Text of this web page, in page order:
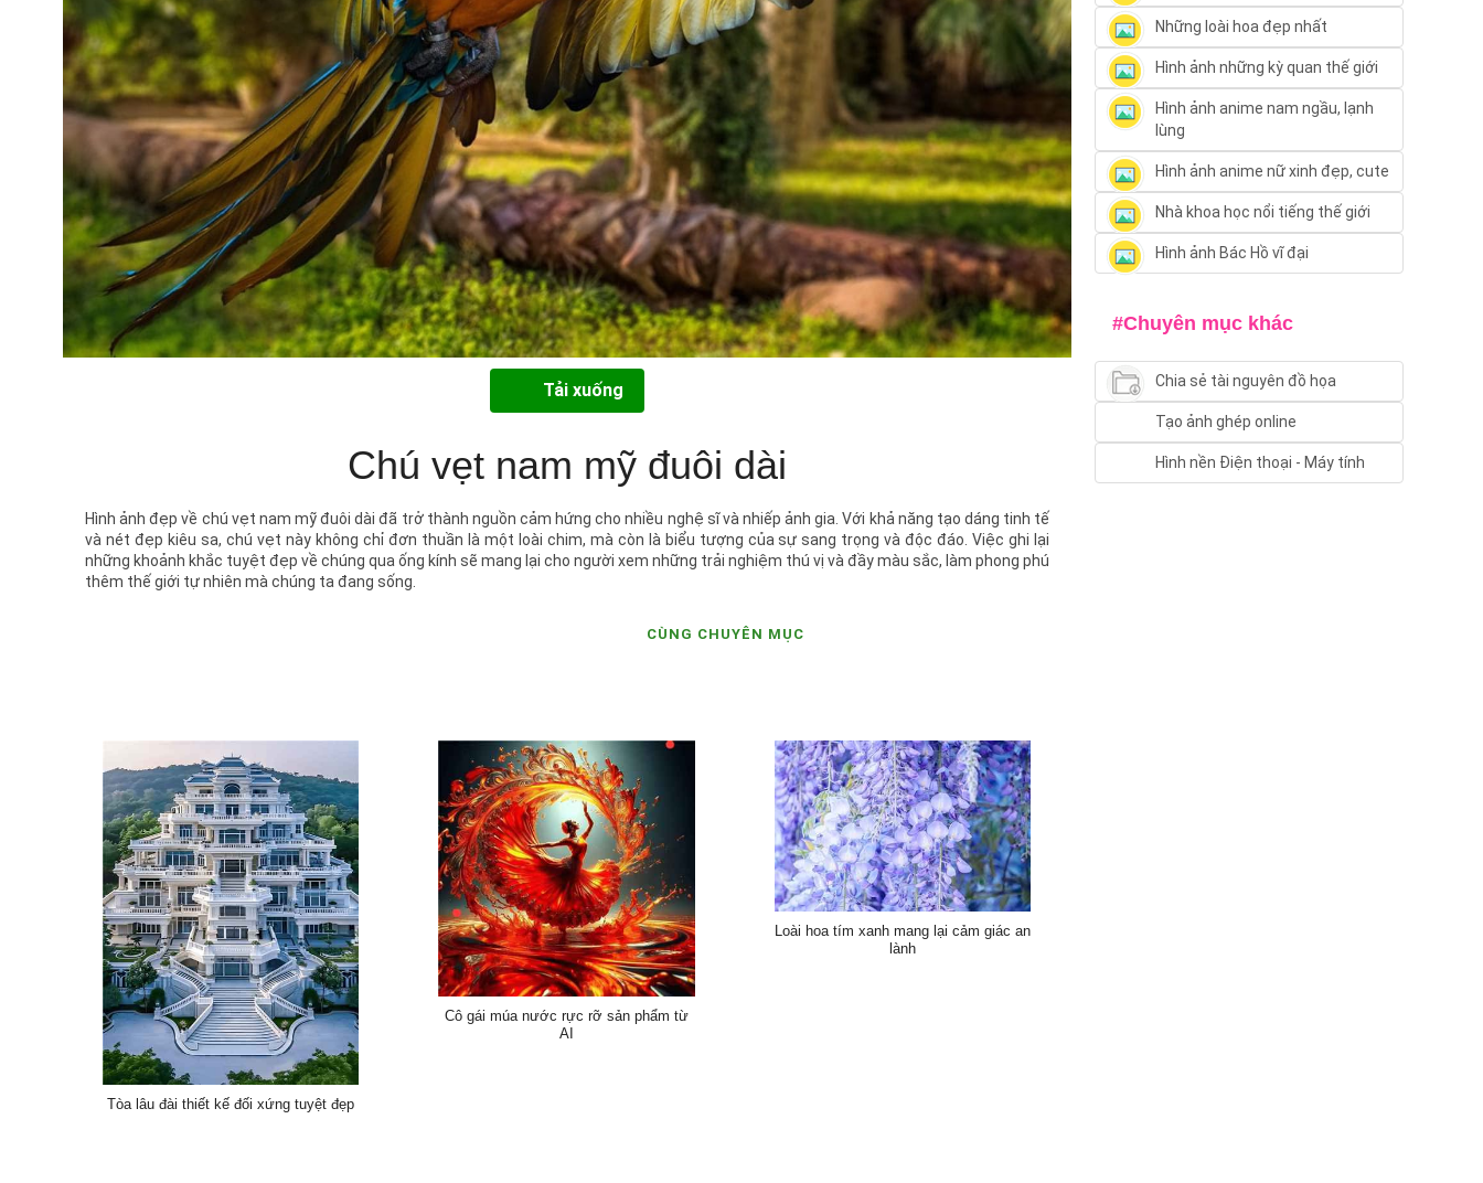
Tải xuống
Chú vẹt nam mỹ đuôi dài
Hình ảnh đẹp về chú vẹt nam mỹ đuôi dài đã trở thành nguồn cảm hứng cho nhiều nghệ sĩ và nhiếp ảnh gia. Với khả năng tạo dáng tinh tế
và nét đẹp kiêu sa, chú vẹt này không chỉ đơn thuần là một loài chim, mà còn là biểu tượng của sự sang trọng và độc đáo. Việc ghi lại
những khoảnh khắc tuyệt đẹp về chúng qua ống kính sẽ mang lại cho người xem những trải nghiệm thú vị và đầy màu sắc, làm phong phú
thêm thế giới tự nhiên mà chúng ta đang sống.
CÙNG CHUYÊN MỤC
Tòa lâu đài thiết kế đối xứng tuyệt đẹp
Cô gái múa nước rực rỡ sản phẩm từ
AI
Loài hoa tím xanh mang lại cảm giác an
lành
Những loài hoa đẹp nhất
Hình ảnh những kỳ quan thế giới
Hình ảnh anime nam ngầu, lạnh
lùng
Hình ảnh anime nữ xinh đẹp, cute
Nhà khoa học nổi tiếng thế giới
Hình ảnh Bác Hồ vĩ đại
#Chuyên mục khác
Chia sẻ tài nguyên đồ họa
Tạo ảnh ghép online
Hình nền Điện thoại - Máy tính